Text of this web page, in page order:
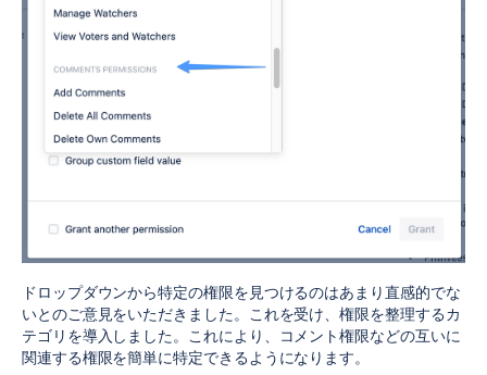
ドロップダウンから特定の権限を見つけるのはあまり直感的でな
いとのご意見をいただきました。これを受け、権限を整理するカ
テゴリを導入しました。これにより、コメント権限などの互いに
関連する権限を簡単に特定できるようになります。